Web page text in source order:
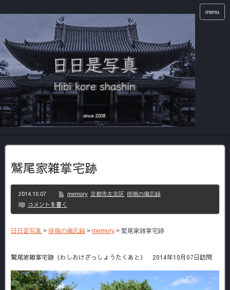
menu
鷲尾家雑掌宅跡
2014.10.07 memory 京都市左京区 徘徊の備忘録
コメントを書く
日日是写真 > 徘徊の備忘録 > memory > 鷲尾家雑掌宅跡
鷲尾家雑掌宅跡（わしおけざっしょうたくあと） 2014年10月07日訪問